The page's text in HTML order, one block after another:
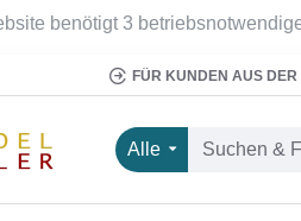
benötigt 3
FÜR KUNDEN AUS DER
Alle